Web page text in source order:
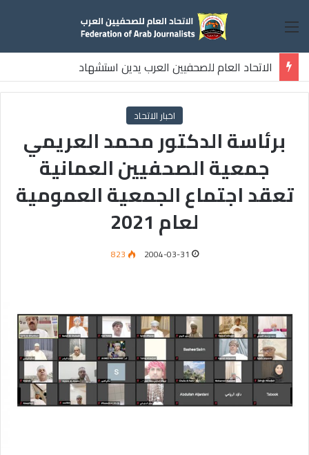
القائمة
الاتحاد العام للصحفيين العرب يدين استشهاد
ثلاثة صحفيين فلسطينيين باستهداف إسرائيلي وسط قطاع غزة
اخبار الاتحاد
برئاسة الدكتور محمد العريمي
جمعية الصحفيين العمانية
تعقد اجتماع الجمعية العمومية
لعام 2021
2004-03-31
823